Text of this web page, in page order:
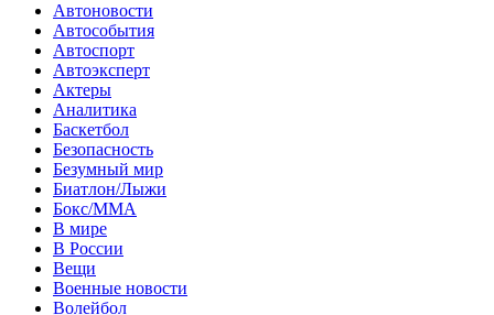
Автоновости
Автособытия
Автоспорт
Автоэксперт
Актеры
Аналитика
Баскетбол
Безопасность
Безумный мир
Биатлон/Лыжи
Бокс/MMA
В мире
В России
Вещи
Военные новости
Волейбол